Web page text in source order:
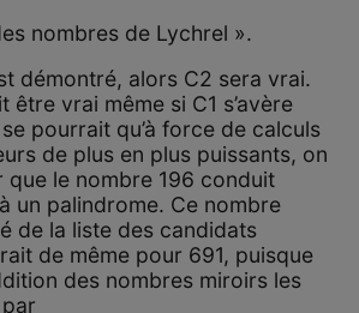
nombres de Lychrel ».
démontré, alors C2 sera vrai.
être vrai même si C1 s’avère
pourrait qu’à force de calculs
de plus en plus puissants, on
que le nombre 196 conduit
un palindrome. Ce nombre
de la liste des candidats
de même pour 691, puisque
des nombres miroirs les